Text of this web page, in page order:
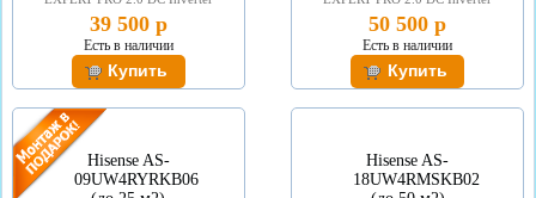
39 500 р
Есть в наличии
50 500 р
Есть в наличии
Hisense AS-
09UW4RYRKB06
Hisense AS-
18UW4RMSKB02